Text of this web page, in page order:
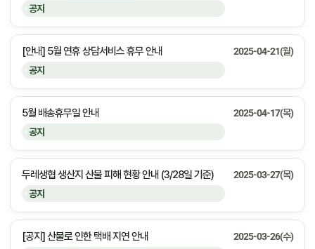
공지
공지
[안내] 5월 연휴 상담서비스 휴무 안내 2025-04-21(월)
공지
5월 배송휴무일 안내 2025-04-17(목)
공지
두레생협 생산지 산불 피해 현황 안내 (3/28일 기준) 2025-03-27(목)
[공지] 산불로 인한 택배 지연 안내 2025-03-26(수)